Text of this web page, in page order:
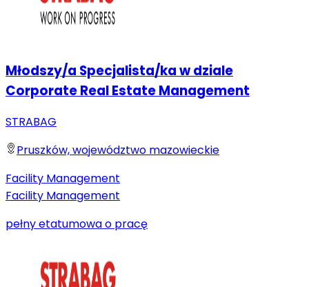
Młodszy/a Specjalista/ka w dziale
Corporate Real Estate Management
STRABAG
Pruszków, województwo mazowieckie
Facility Management
Facility Management
pełny etatumowa o pracę